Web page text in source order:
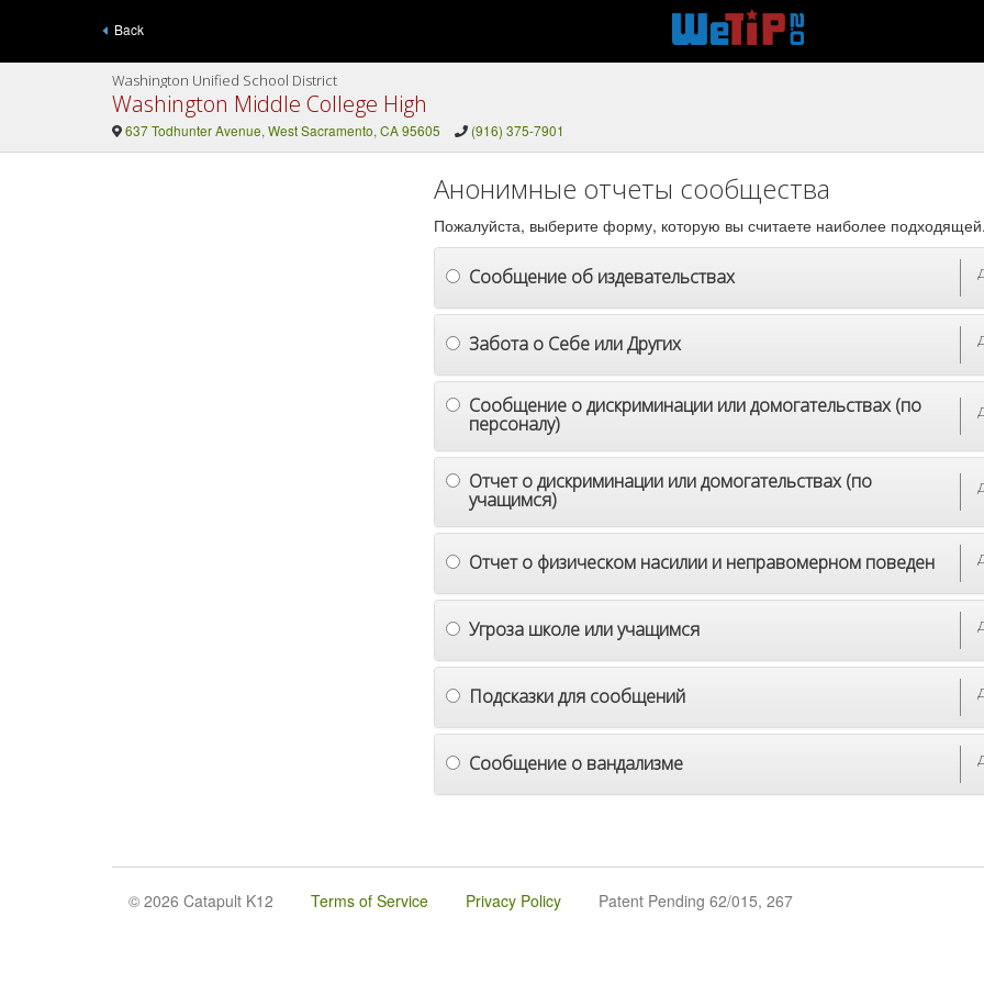
Back
Washington Unified School District
Washington Middle College High
637 Todhunter Avenue, West Sacramento, CA 95605 (916) 375-7901
Анонимные отчеты сообщества
Пожалуйста, выберите форму, которую вы считаете наиболее подходящей.
Сообщение об издевательствах
Забота о Себе или Других
Сообщение о дискриминации или домогательствах (по
персоналу)
Отчет о дискриминации или домогательствах (по
учащимся)
Отчет о физическом насилии и неправомерном поведен
Угроза школе или учащимся
Подсказки для сообщений
Сообщение о вандализме
© 2026 Catapult K12 Terms of Service Privacy Policy Patent Pending 62/015, 267